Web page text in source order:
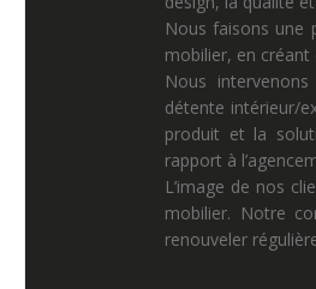
Nous faisons une
mobilier, en créant
Nous
détente intérieur/
produit et la
rapport à
L’image de nos
mobilier. Notre
renouveler